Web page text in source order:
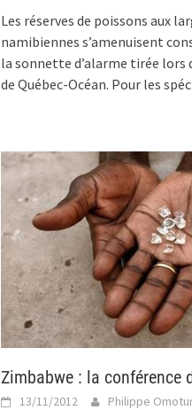
Les réserves de poissons aux
namibiennes s’amenuisent
la sonnette d’alarme tirée lors
de Québec-Océan. Pour les
Zimbabwe : la conférence
13/11/2012 Philippe